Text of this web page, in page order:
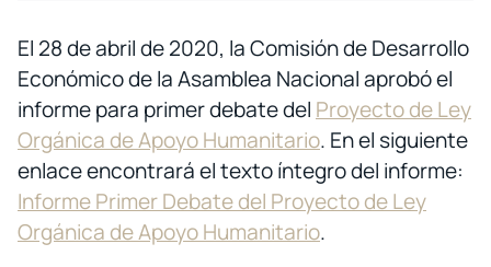
El 28 de abril de 2020, la Comisión de Desarrollo
Económico de la Asamblea Nacional aprobó el
informe para primer debate del Proyecto de Ley
Orgánica de Apoyo Humanitario. En el siguiente
enlace encontrará el texto íntegro del informe:
Informe Primer Debate del Proyecto de Ley
Orgánica de Apoyo Humanitario.